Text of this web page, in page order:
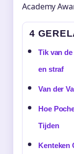
Academy
4
Tik van
en straf
Van der
Hoe
Tijden
Kenteken